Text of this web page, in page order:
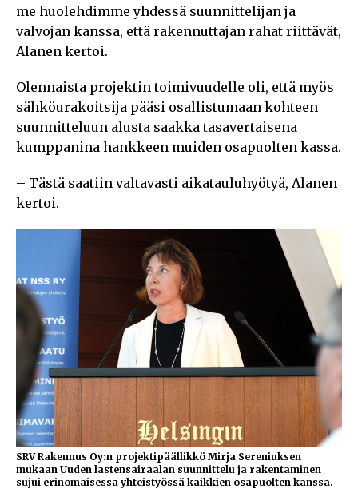
me huolehdimme yhdessä suunnittelijan ja
valvojan kanssa, että rakennuttajan rahat riittävät,
Alanen kertoi.
Olennaista projektin toimivuudelle oli, että myös
sähköurakoitsija pääsi osallistumaan kohteen
suunnitteluun alusta saakka tasavertaisena
kumppanina hankkeen muiden osapuolten kassa.
– Tästä saatiin valtavasti aikatauluhyötyä, Alanen
kertoi.
SRV Rakennus Oy:n projektipäällikkö Mirja Sereniuksen
mukaan Uuden lastensairaalan suunnittelu ja rakentaminen
sujui erinomaisessa yhteistyössä kaikkien osapuolten kanssa.